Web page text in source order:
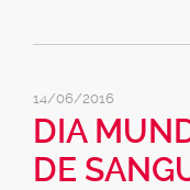
14/06/2016
DIA
DE